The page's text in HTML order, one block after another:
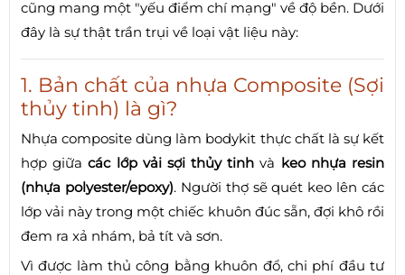
cũng mang một "yếu điểm chí mạng" về độ bền. Dưới
đây là sự thật trần trụi về loại vật liệu này:
1. Bản chất của nhựa Composite (Sợi
thủy tinh) là gì?
Nhựa composite dùng làm bodykit thực chất là sự kết
hợp giữacác lớp vải sợi thủy tinh và keo nhựa resin
(nhựa polyester/epoxy). Người thợ sẽ quét keo lên các
lớp vải này trong một chiếc khuôn đúc sẵn, đợi khô rồi
đem ra xả nhám, bả tít và sơn.
Vì được làm thủ công bằng khuôn đổ, chi phí đầu tư